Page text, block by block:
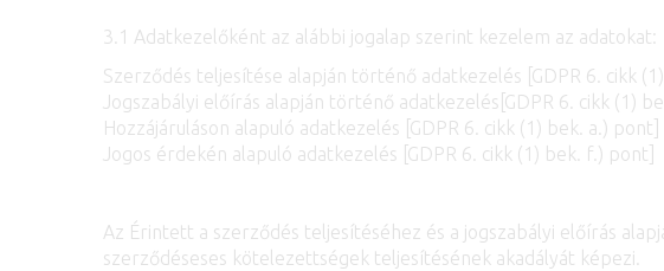
3.1 Adatkezelőként az alábbi jogalap szerint kezelem az adatokat:
Szerződés teljesítése alapján történő adatkezelés [GDPR 6. cikk
Jogszabályi előírás alapján történő adatkezelés[GDPR 6. cikk (1)
Hozzájáruláson alapuló adatkezelés [GDPR 6. cikk (1) bek. a.) pont]
Jogos érdekén alapuló adatkezelés [GDPR 6. cikk (1) bek. f.) pont]
Az Érintett a szerződés teljesítéséhez és a jogszabályi előírás
szerződéseses kötelezettségek teljesítésének akadályát képezi.